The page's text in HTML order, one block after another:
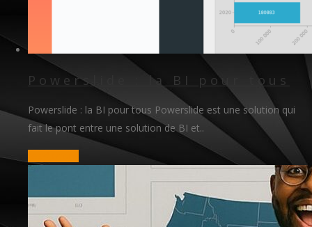
Powerslide : la BI pour tous
Powerslide : la BI pour tous Powerslide est une solution qui
fait le pont entre une solution de BI et..